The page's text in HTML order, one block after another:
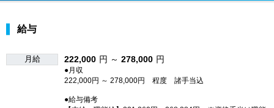
給与
月給 222,000 円 ～ 278,000 円
●月収
222,000円 ～ 278,000円 程度 諸手当込
●給与備考